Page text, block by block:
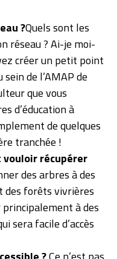
?Quels sont les
réseau ? Ai-je moi-
créer un petit point
de l’AMAP de
que vous
d’éducation à
de quelques
tranchée !
vouloir récupérer
des arbres à des
des forêts vivrières
à des
sera facile d’accès